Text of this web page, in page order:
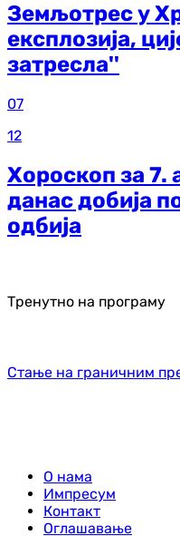
Земљотрес у
експлозија,
затресла''
07
12
Хороскоп за 7.
данас добија
одбија
Тренутно на програму
Стање на граничним
О нама
Импресум
Контакт
Оглашавање